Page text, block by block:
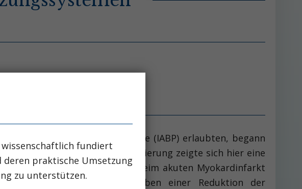
der intraaortalen Ballonpumpe (IABP) erlaubten, begann
der hämodynamischen Stabilisierung zeigte sich hier eine
Thrombolysebehandlung beim akuten Myokardinfarkt
IABP eingesetzt wurde. Neben einer Reduktion der
fundiert
deren praktische Umsetzung
zu unterstützen.